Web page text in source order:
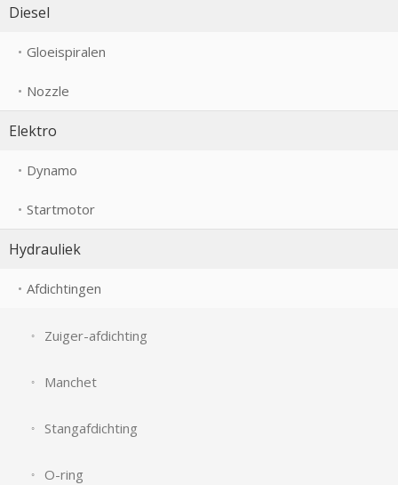
Diesel
Gloeispiralen
Nozzle
Elektro
Dynamo
Startmotor
Hydrauliek
Afdichtingen
Zuiger-afdichting
Manchet
Stangafdichting
O-ring